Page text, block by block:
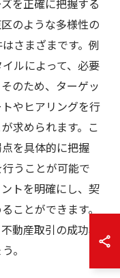
を正確に把握する
のような多様性の
さまざまです。例
ルによって、必要
のため、ターゲッ
やヒアリングを行
求められます。こ
を具体的に把握
うことが可能で
トを明確にし、契
ことができます。
動産取引の成功率
。